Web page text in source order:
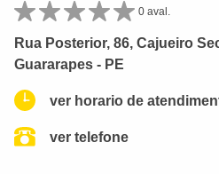
0 aval.
Rua Posterior, 86, Cajueiro
Guararapes - PE
ver horario de
ver telefone